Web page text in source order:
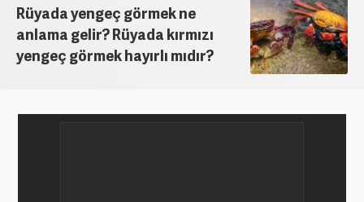
Rüyada yengeç görmek ne
anlama gelir? Rüyada kırmızı
yengeç görmek hayırlı mıdır?